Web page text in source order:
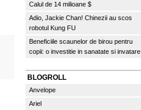
Calul de 14 milioane $
Adio, Jackie Chan! Chinezii au scos
robotul Kung FU
Beneficiile scaunelor de birou pentru
copii: o investitie in sanatate si invatare
BLOGROLL
Anvelope
Ariel